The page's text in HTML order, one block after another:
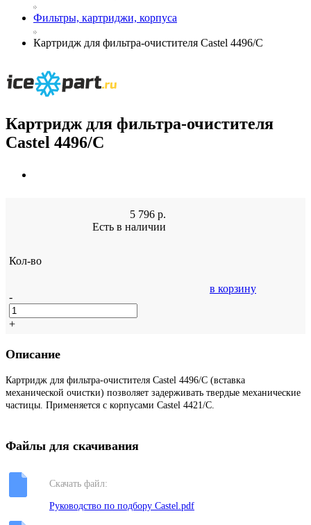
Фильтры, картриджи, корпуса
Картридж для фильтра-очистителя Castel 4496/С
Картридж для фильтра-очистителя
Castel 4496/С
5 796 р.
Есть в наличии
Кол-во
-
+
в корзину
Описание
Картридж для фильтра-очистителя Castel 4496/С (вставка
механической очистки) позволяет задерживать твердые механические
частицы. Применяется с корпусами Castel 4421/C.
Файлы для скачивания
Скачать файл:
Руководство по подбору Castel.pdf